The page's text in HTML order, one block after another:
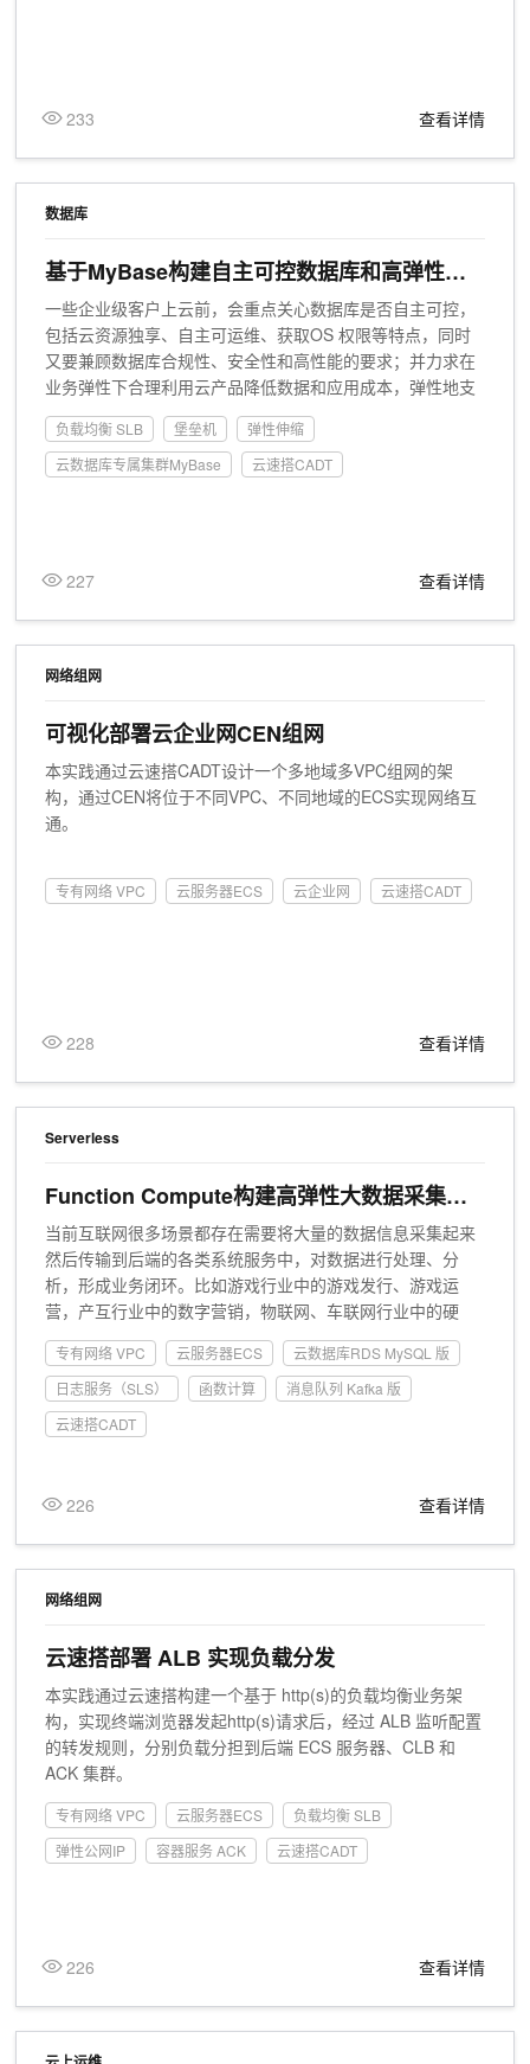
233 查看详情
数据库
基于MyBase构建自主可控数据库和高弹性应
用实践
一些企业级客户上云前，会重点关心数据库是否自主可控，
包括云资源独享、自主可运维、获取OS 权限等特点，同时
又要兼顾数据库合规性、安全性和高性能的要求；并力求在
业务弹性下合理利用云产品降低数据和应用成本，弹性地支
持业务。本实践为此类用户提供相关实践参考。
负载均衡 SLB 堡垒机
弹性伸缩
云数据库专属集群MyBase
云速搭CADT
227 查看详情
网络组网
可视化部署云企业网CEN组网
本实践通过云速搭CADT设计一个多地域多VPC组网的架
构，通过CEN将位于不同VPC、不同地域的ECS实现网络互
通。
专有网络 VPC 云服务器ECS 云企业网 云速搭CADT
228 查看详情
Serverless
Function Compute构建高弹性大数据采集系
统
当前互联网很多场景都存在需要将大量的数据信息采集起来
然后传输到后端的各类系统服务中，对数据进行处理、分
析，形成业务闭环。比如游戏行业中的游戏发行、游戏运
营，产互行业中的数字营销，物联网、车联网行业中的硬
件、车辆信息上报等等。这些场景普遍存在数据采集量大、
数据传输需要稳定且吞吐量大的特点，给整个数据采集传输
系统带来很大的挑战。在这个场景中，有三个关键的环节，
数据采集、数据传输、数据处理。该最佳实践主要涉
专有网络 VPC 云服务器ECS
云数据库RDS MySQL 版
日志服务（SLS）
函数计算
消息队列 Kafka 版
云速搭CADT
226 查看详情
网络组网
云速搭部署 ALB 实现负载分发
本实践通过云速搭构建一个基于 http(s)的负载均衡业务架
构，实现终端浏览器发起http(s)请求后，经过 ALB 监听配置
的转发规则，分别负载分担到后端 ECS 服务器、CLB 和
ACK 集群。
专有网络 VPC 云服务器ECS
负载均衡 SLB
弹性公网IP
容器服务 ACK 云速搭CADT
226 查看详情